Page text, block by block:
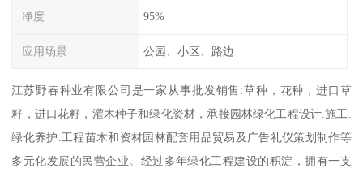
净度 95%
应用场景 公园、小区、路边
江苏野春种业有限公司是一家从事批发销售:草种，花种，进口草
籽，进口花籽，灌木种子和绿化资材，承接园林绿化工程设计.施工.
绿化养护.工程苗木和资材园林配套用品贸易及广告礼仪策划制作等
多元化发展的民营企业。经过多年绿化工程建设的积淀，拥有一支